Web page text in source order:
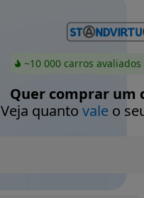
~10 000 carros
Quer comprar um
Veja quanto valeo